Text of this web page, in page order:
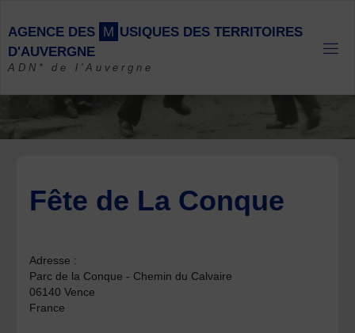
content
AGENCE DES M USIQUES DES TERRITOIRES
D'AUVERGNE
ADN* de l'Auvergne
Fête de La Conque
Adresse :
Parc de la Conque - Chemin du Calvaire
06140 Vence
France